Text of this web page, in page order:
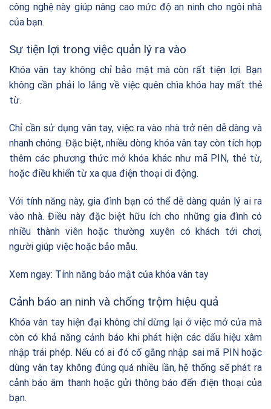
công nghệ này giúp nâng cao mức độ an ninh cho ngôi nhà
của bạn.
Sự tiện lợi trong việc quản lý ra vào
Khóa vân tay không chỉ bảo mật mà còn rất tiện lợi. Bạn
không cần phải lo lắng về việc quên chìa khóa hay mất thẻ
từ.
Chỉ cần sử dụng vân tay, việc ra vào nhà trở nên dễ dàng và
nhanh chóng. Đặc biệt, nhiều dòng khóa vân tay còn tích hợp
thêm các phương thức mở khóa khác như mã PIN, thẻ từ,
hoặc điều khiển từ xa qua điện thoại di động.
Với tính năng này, gia đình bạn có thể dễ dàng quản lý ai ra
vào nhà. Điều này đặc biệt hữu ích cho những gia đình có
nhiều thành viên hoặc thường xuyên có khách tới chơi,
người giúp việc hoặc bảo mẫu.
Xem ngay: Tính năng bảo mật của khóa vân tay
Cảnh báo an ninh và chống trộm hiệu quả
Khóa vân tay hiện đại không chỉ dừng lại ở việc mở cửa mà
còn có khả năng cảnh báo khi phát hiện các dấu hiệu xâm
nhập trái phép. Nếu có ai đó cố gắng nhập sai mã PIN hoặc
dùng vân tay không đúng quá nhiều lần, hệ thống sẽ phát ra
cảnh báo âm thanh hoặc gửi thông báo đến điện thoại của
bạn.